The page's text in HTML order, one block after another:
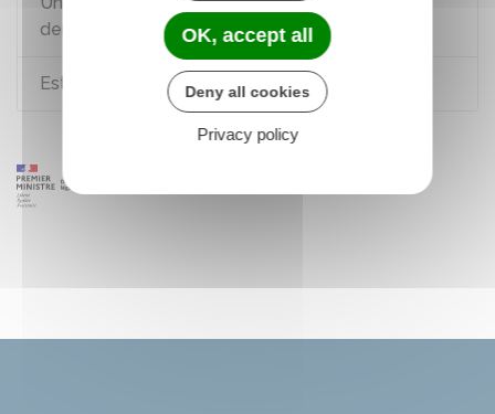
demander un titre d'identité ?
Est-on obligé d'avoir une carte d'identité ?
OK, accept all
Deny all cookies
Privacy policy